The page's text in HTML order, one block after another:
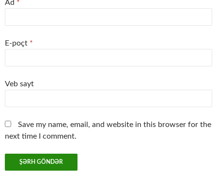
Ad *
E-poçt *
Veb sayt
Save my name, email, and website in this browser for the
next time I comment.